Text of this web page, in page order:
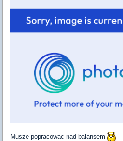
Musze popracowac nad balansem